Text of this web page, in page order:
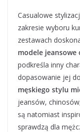
Casualowe
zakresie wyboru
zestawach
modele jeansowe
podkreśla inny
dopasowanie jej
męskiego stylu
jeansów,
są natomiast
sprawdzą dla